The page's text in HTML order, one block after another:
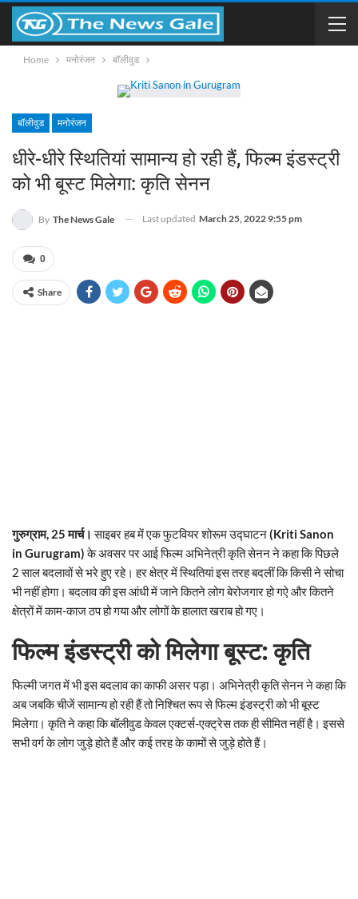
Home मनोरंजन बॉलीवुड
बॉलीवुड मनोरंजन
धीरे-धीरे स्थितियां सामान्य हो रही हैं, फिल्म इंडस्ट्री
को भी बूस्ट मिलेगा: कृति सेनन
By The News Gale Last updated March 25, 2022 9:55 pm
0
Share
गुरुग्राम, 25 मार्च। साइबर हब में एक फुटवियर शोरूम उद्घाटन(Kriti Sanon
in Gurugram)के अवसर पर आई फिल्म अभिनेत्री कृति सेनन ने कहा कि पिछले
2 साल बदलावों से भरे हुए रहे। हर क्षेत्र में स्थितियां इस तरह बदलीं कि किसी ने सोचा
भी नहीं होगा। बदलाव की इस आंधी में जाने कितने लोग बेरोजगार हो गऐ और कितने
क्षेत्रों में काम-काज ठप हो गया और लोगों के हालात खराब हो गए।
फिल्म इंडस्ट्री को मिलेगा बूस्ट: कृति
फिल्मी जगत में भी इस बदलाव का काफी असर पड़ा। अभिनेत्री कृति सेनन ने कहा कि
अब जबकि चीजें सामान्य हो रही हैं तो निश्चित रूप से फिल्म इंडस्ट्री को भी बूस्ट
मिलेगा। कृति ने कहा कि बॉलीवुड केवल एक्टर्स-एक्ट्रेस तक ही सीमित नहीं है। इससे
सभी वर्ग के लोग जुड़े होते हैं और कई तरह के कामों से जुड़े होते हैं।